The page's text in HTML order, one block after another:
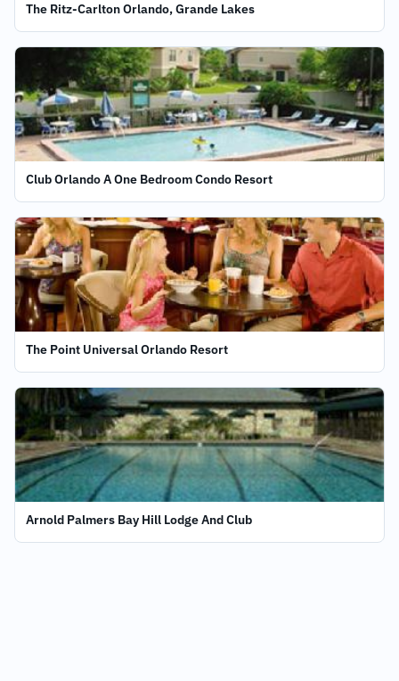
The Ritz-Carlton Orlando, Grande Lakes
Club Orlando A One Bedroom Condo Resort
The Point Universal Orlando Resort
Arnold Palmers Bay Hill Lodge And Club